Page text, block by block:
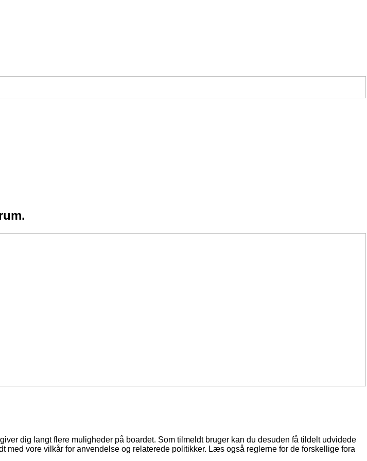
dig langt flere muligheder på boardet. Som tilmeldt bruger kan du desuden få tildelt udvidede
vore vilkår for anvendelse og relaterede politikker. Læs også reglerne for de forskellige fora